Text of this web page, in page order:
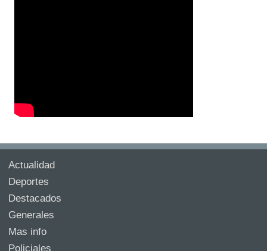
Actualidad
Deportes
Destacados
Generales
Mas info
Policiales